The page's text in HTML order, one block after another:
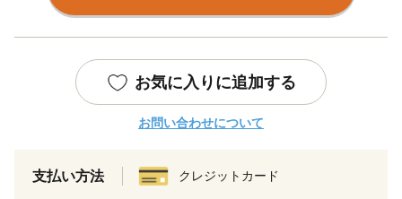
お気に入りに追加する
お問い合わせについて
支払い方法 クレジットカード